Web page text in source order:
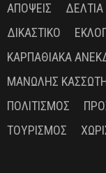
ΑΠΌΨΕΙΣ
ΔΙΚΑΣΤΙΚΌ
ΚΑΡΠΑΘΙΑΚΆ
ΜΑΝΏΛΗΣ
ΠΟΛΙΤΙΣΜΌΣ
ΤΟΥΡΙΣΜΌΣ